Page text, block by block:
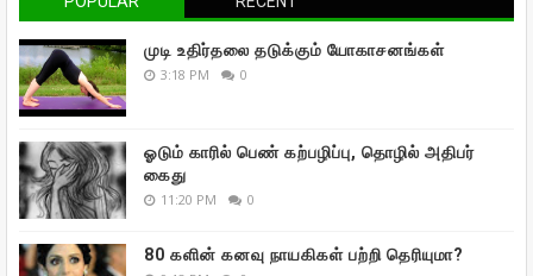
முடி உதிர்தலை தடுக்கும் யோகாசனங்கள்
3:18 PM 0
ஓடும் காரில் பெண் கற்பழிப்பு, தொழில் அதிபர்
கைது
11:20 PM 0
80 களின் கனவு நாயகிகள் பற்றி தெரியுமா?